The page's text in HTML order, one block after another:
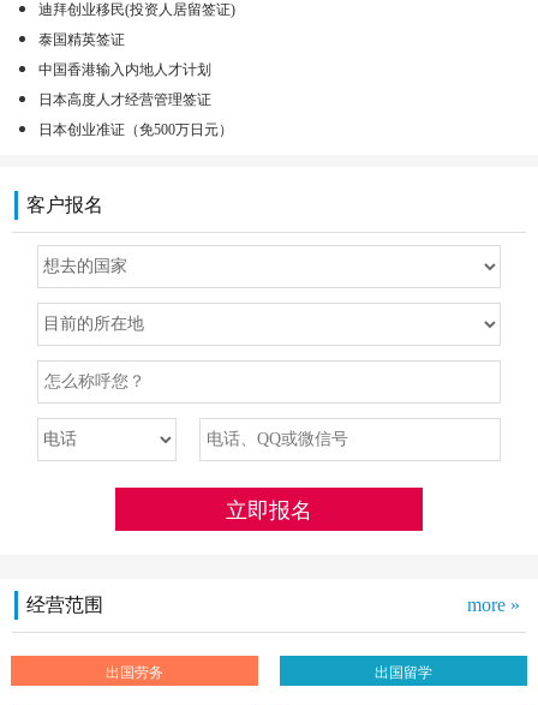
迪拜创业移民(投资人居留签证)
泰国精英签证
中国香港输入内地人才计划
日本高度人才经营管理签证
日本创业准证（免500万日元）
客户报名
经营范围 more »
出国劳务 出国留学